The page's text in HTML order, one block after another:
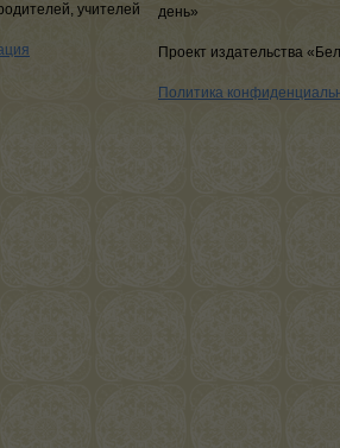
учителей
день»
Проект издательства
Политика